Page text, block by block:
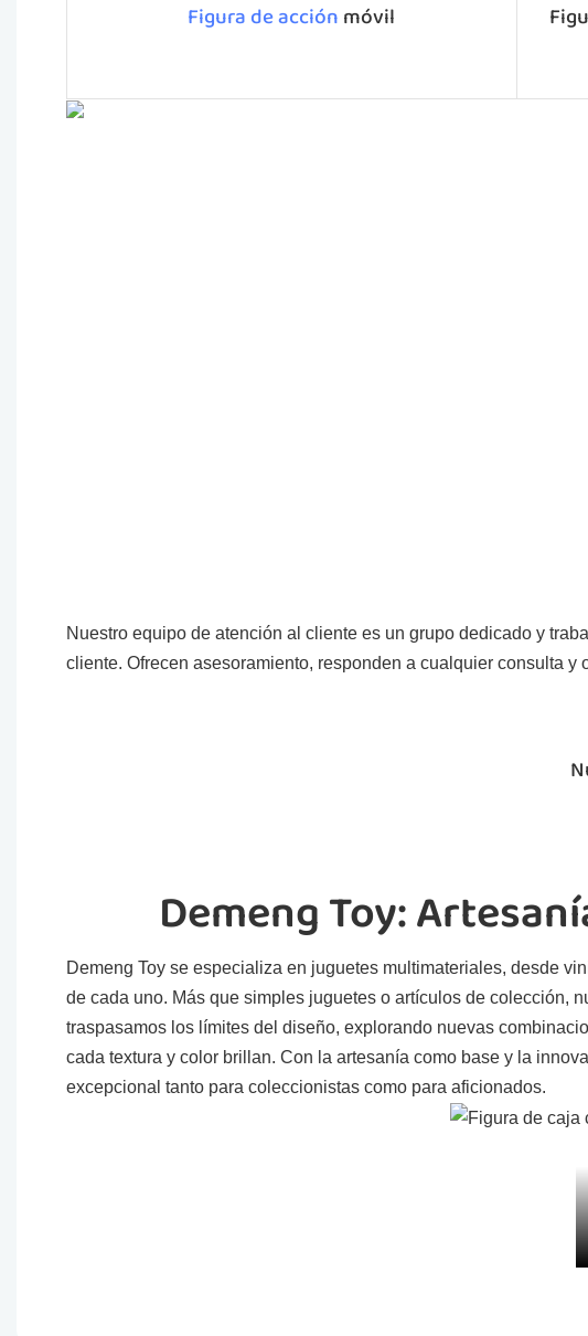
Figura de acción móvil
Nuestro equipo de atención al cliente es un grupo dedicado y
cliente. Ofrecen asesoramiento, responden a cualquier consulta
Demeng Toy:
Demeng Toy se especializa en juguetes multimateriales, desde
de cada uno. Más que simples juguetes o artículos de colección,
traspasamos los límites del diseño, explorando nuevas
cada textura y color brillan. Con la artesanía como base y la
excepcional tanto para coleccionistas como para aficionados.